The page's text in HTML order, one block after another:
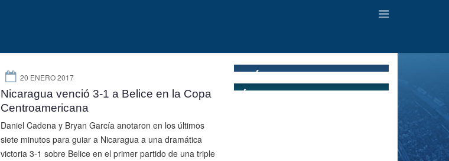
20 ENERO 2017
Nicaragua venció 3-1 a Belice en la Copa
Centroamericana
Daniel Cadena y Bryan García anotaron en los últimos
siete minutos para guiar a Nicaragua a una dramática
victoria 3-1 sobre Belice en el primer partido de una triple